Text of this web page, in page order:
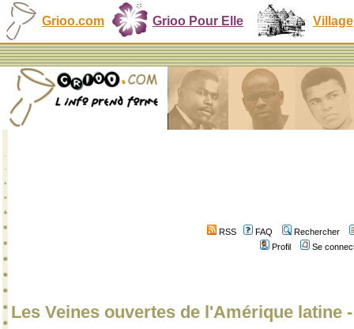
Grioo.com Grioo Pour Elle Village
RSS FAQ
Rechercher
Profil
Se
Les Veines ouvertes de l'Amérique latine